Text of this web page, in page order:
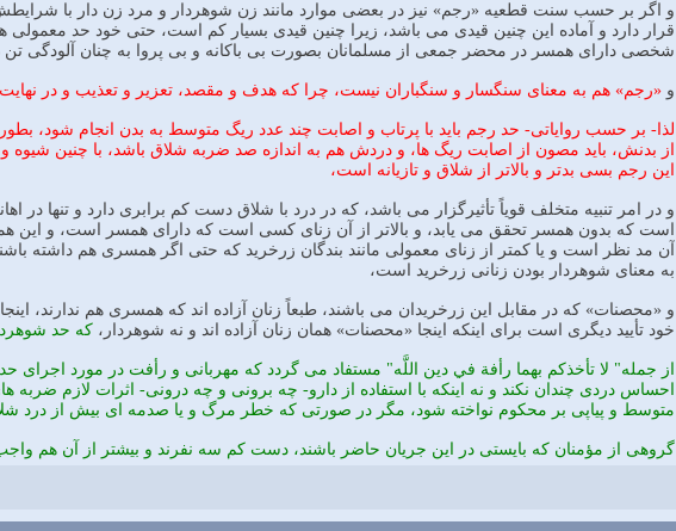
و اگر بر حسب سنت قطعيه «رجم» نيز در بعضى موارد مانند زن شوهردار و مرد زن دار با
قرار دارد و آماده اين چنين قيدى مى باشد، زيرا چنين قيدى بسيار كم است، حتى خود حد
شخصى داراى همسر در محضر جمعى از مسلمانان بصورت بى باكانه و بى پروا به چنان آلودگى تن
و «رجم» هم به معناى سنگسار و سنگباران نيست، چرا كه هدف و مقصد، تعزير و تعذيب و در نهايت
لذا- بر حسب رواياتى- حد رجم بايد با پرتاب و اصابت چند عدد ريگ متوسط به بدن انجام
از بدنش، بايد مصون از اصابت ريگ ها، و دردش هم به اندازه صد ضربه شلاق باشد، با چنين
اين رجم بسى بدتر و بالاتر از شلاق و تازيانه است،
و در امر تنبيه متخلف قوياً تأثيرگزار مى باشد، كه در درد با شلاق دست كم برابرى دارد و تنها
است كه بدون همسر تحقق مى يابد، و بالاتر از آن زناى كسى است كه داراى همسر است، و
آن مد نظر است و يا كمتر از زناى معمولى مانند بندگان زرخريد كه حتى اگر همسرى هم داشته
به معناى شوهردار بودن زنانى زرخريد است،
و «محصنات» كه در مقابل اين زرخريدان مى باشند، طبعاً زنان آزاده اند كه همسرى هم ندارند،
خود تأييد ديگرى است براى اينكه اينجا «محصنات» همان زنان آزاده اند و نه شوهردار، كه حد
از جمله" لا تأخذكم بهما رأفة في دين اللَّه" مستفاد مى گردد كه مهربانى و رأفت در مورد اجراى
احساس دردى چندان نكند و نه اينكه با استفاده از دارو- چه برونى و چه درونى- اثرات لازم ضربه
متوسط و پياپى بر محكوم نواخته شود، مگر در صورتى كه خطر مرگ و يا صدمه اى بيش از درد
گروهى از مؤمنان كه بايستى در اين جريان حاضر باشند، دست كم سه نفرند و بيشتر از آن هم